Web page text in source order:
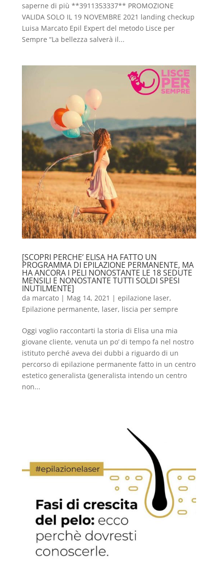
saperne di più **3911353337** PROMOZIONE
VALIDA SOLO IL 19 NOVEMBRE 2021 landing checkup
Luisa Marcato Epil Expert del metodo Lisce per
Sempre “La bellezza salverà il...
[SCOPRI PERCHE’ ELISA HA FATTO UN
PROGRAMMA DI EPILAZIONE PERMANENTE, MA
HA ANCORA I PELI NONOSTANTE LE 18 SEDUTE
MENSILI E NONOSTANTE TUTTI SOLDI SPESI
INUTILMENTE]
da marcato| Mag 14, 2021 | epilazione laser,
Epilazione permanente, laser, liscia per sempre
Oggi voglio raccontarti la storia di Elisa una mia
giovane cliente, venuta un poʼ di tempo fa nel nostro
istituto perché aveva dei dubbi a riguardo di un
percorso di epilazione permanente fatto in un centro
estetico generalista (generalista intendo un centro
non...